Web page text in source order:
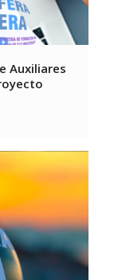
Auxiliares